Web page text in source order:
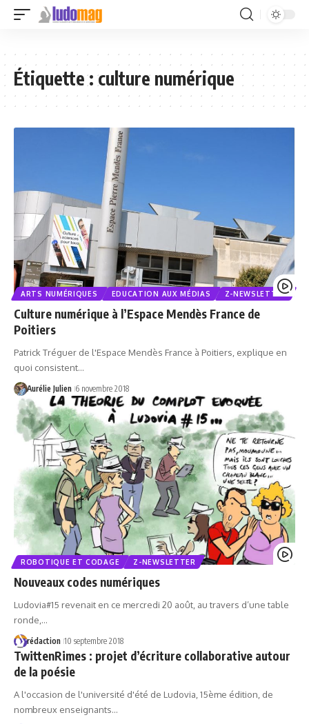
Étiquette :culture numérique
ARTS NUMÉRIQUES EDUCATION AUX MÉDIAS Z-NEWSLETTER
Culture numérique à l’Espace Mendès France de
Poitiers
Patrick Tréguer de l'Espace Mendès France à Poitiers, explique en
quoi consistent…
Aurélie Julien 6 novembre 2018
ROBOTIQUE ET CODAGE Z-NEWSLETTER
Nouveaux codes numériques
Ludovia#15 revenait en ce mercredi 20 août, au travers d’une table
ronde,…
rédaction 10 septembre 2018
TwittenRimes : projet d’écriture collaborative autour
de la poésie
A l'occasion de l'université d'été de Ludovia, 15ème édition, de
nombreux enseignants…